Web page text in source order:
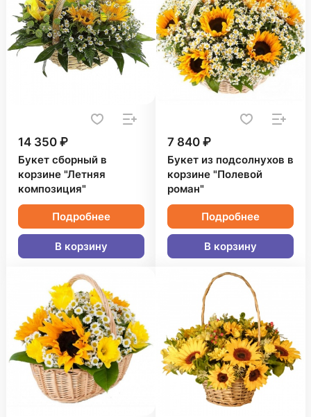
14 350 ₽
Букет сборный в
корзине "Летняя
композиция"
Подробнее
В корзину
7 840 ₽
Букет из подсолнухов в
корзине "Полевой
роман"
Подробнее
В корзину